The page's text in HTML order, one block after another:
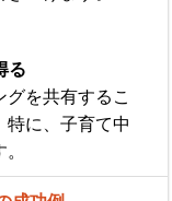
る
を共有するこ
特に、子育て中